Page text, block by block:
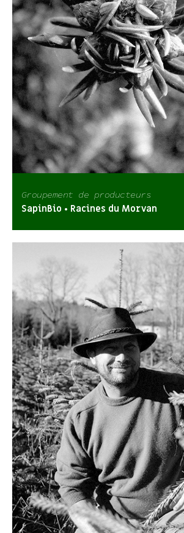
Groupement de producteurs
SapinBio • Racines du Morvan